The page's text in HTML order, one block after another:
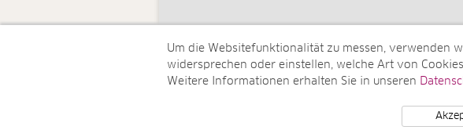
© Juwelo Deutschland GmbH (ein Tochterunternehmen
Um die Websitefunktionalität zu messen, verwenden
widersprechen oder einstellen, welche Art von
Weitere Informationen erhalten Sie in unseren